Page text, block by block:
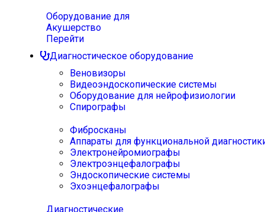
Оборудование для
Акушерство
Перейти
Диагностическое оборудование
Веновизоры
Видеоэндоскопические системы
Оборудование для нейрофизиологии
Спирографы
Фибросканы
Аппараты для функциональной
Электронейромиографы
Электроэнцефалографы
Эндоскопические системы
Эхоэнцефалографы
Диагностические